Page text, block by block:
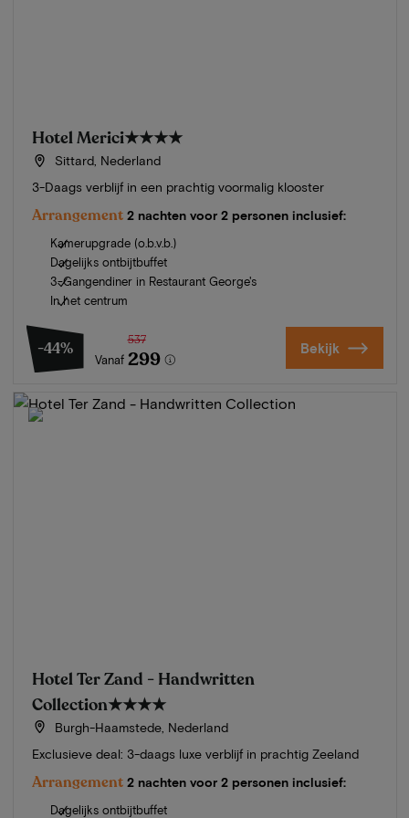
Hotel Merici★★★★
Sittard, Nederland
3-Daags verblijf in een prachtig voormalig klooster
Arrangement 2 nachten voor 2 personen inclusief:
Kamerupgrade (o.b.v.b.)
Dagelijks ontbijtbuffet
3-Gangendiner in Restaurant George's
In het centrum
-44%
Vanaf
537
299 Bekijk
Hotel Ter Zand - Handwritten
Collection★★★★
Burgh-Haamstede, Nederland
Exclusieve deal: 3-daags luxe verblijf in prachtig Zeeland
Arrangement 2 nachten voor 2 personen inclusief:
Dagelijks ontbijtbuffet